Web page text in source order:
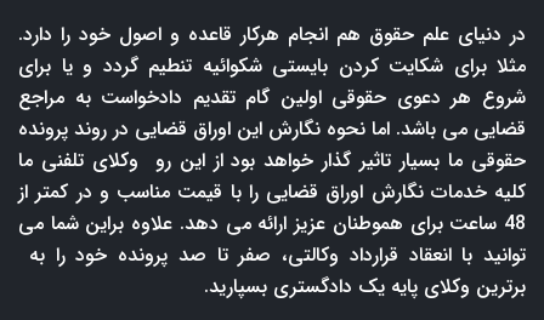
در دنیای علم حقوق هم انجام هرکار قاعده و اصول خود را دارد.
مثلا برای شکایت کردن بایستی شکوائیه تنطیم گردد و یا برای
شروع هر دعوی حقوقی اولین گام تقدیم دادخواست به مراجع
قضایی می باشد. اما نحوه نگارش این اوراق قضایی در روند پرونده
حقوقی ما بسیار تاثیر گذار خواهد بود از این رو وکلای تلفنی ما
کلیه خدمات نگارش اوراق قضایی را با قیمت مناسب و در کمتر از
48 ساعت برای هموطنان عزیز ارائه می دهد. علاوه براین شما می
توانید با انعقاد قرارداد وکالتی، صفر تا صد پرونده خود را به
برترین وکلای پایه یک دادگستری بسپارید.